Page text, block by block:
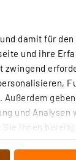
damit für
und ihre
zwingend
und Analysen
ihnen
(z. B.